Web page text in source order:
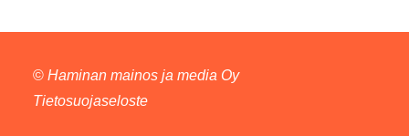
© Haminan mainos ja media Oy
Tietosuojaseloste